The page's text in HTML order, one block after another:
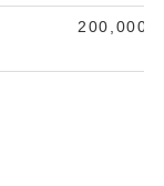
200,000